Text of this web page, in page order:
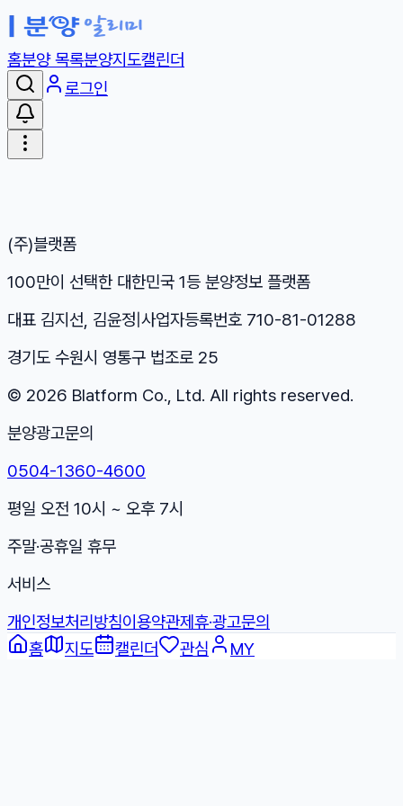
홈분양 목록분양지도캘린더
로그인
(주)블랫폼
100만이 선택한 대한민국 1등 분양정보 플랫폼
대표 김지선, 김윤정 사업자등록번호 710-81-01288
경기도 수원시 영통구 법조로 25
© 2026 Blatform Co., Ltd. All rights reserved.
분양광고문의
0504-1360-4600
평일 오전 10시 ~ 오후 7시
주말·공휴일 휴무
서비스
개인정보처리방침이용약관제휴·광고문의
홈
지도 캘린더 관심 MY